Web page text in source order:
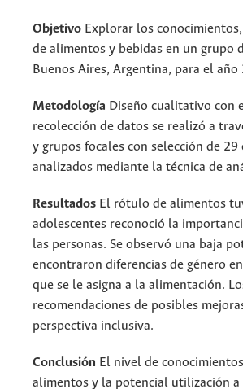
Objetivo Explorar los
de alimentos y bebidas en un grupo
Buenos Aires, Argentina, para el año
Metodología Diseño cualitativo con
recolección de datos se realizó a
y grupos focales con selección de
analizados mediante la técnica de
Resultados El rótulo de alimentos
adolescentes reconoció la
las personas. Se observó una baja
encontraron diferencias de género
que se le asigna a la alimentación.
recomendaciones de posibles
perspectiva inclusiva.
Conclusión El nivel de
alimentos y la potencial utilización